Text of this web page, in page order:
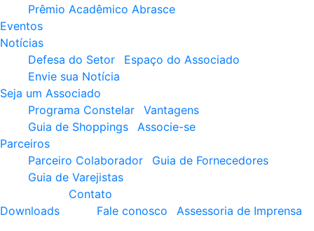
Prêmio Acadêmico Abrasce
Eventos
Notícias
Defesa do Setor
Espaço do Associado
Envie sua Notícia
Seja um Associado
Programa Constelar
Vantagens
Guia de Shoppings
Associe-se
Parceiros
Parceiro Colaborador
Guia de Fornecedores
Guia de Varejistas
Downloads
Contato
Fale conosco
Assessoria de Imprensa